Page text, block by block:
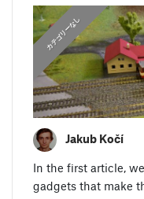
カテゴリーなし
Jakub Kočí
In the first article,
gadgets that make